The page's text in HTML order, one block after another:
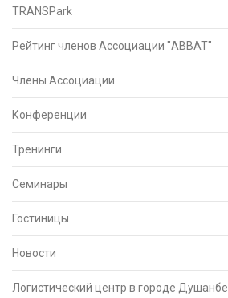
TRANSPark
Рейтинг членов Ассоциации "АВВАТ"
Члены Ассоциации
Конференции
Тренинги
Семинары
Гостиницы
Новости
Логистический центр в городе Душанбе